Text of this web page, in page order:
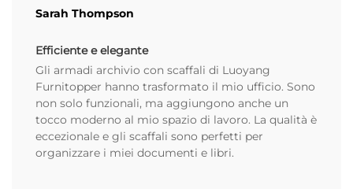
Sarah Thompson
Efficiente e elegante
Gli armadi archivio con scaffali di Luoyang
Furnitopper hanno trasformato il mio ufficio. Sono
non solo funzionali, ma aggiungono anche un
tocco moderno al mio spazio di lavoro. La qualità è
eccezionale e gli scaffali sono perfetti per
organizzare i miei documenti e libri.